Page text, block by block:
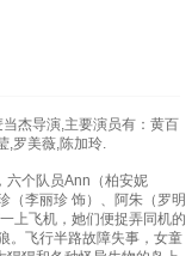
杰导演,主要演员有：黄百
,罗美薇,陈加玲.
个队员Ann（柏安妮
（李丽珍 饰）、阿朱（罗明
上飞机，她们便捉弄同机的
。飞行半路故障失事，女童